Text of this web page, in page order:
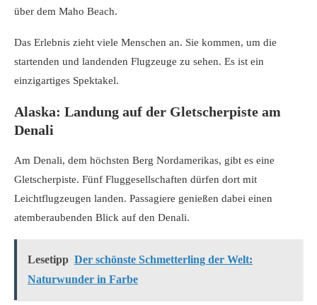
über dem Maho Beach.
Das Erlebnis zieht viele Menschen an. Sie kommen, um die
startenden und landenden Flugzeuge zu sehen. Es ist ein
einzigartiges Spektakel.
Alaska: Landung auf der Gletscherpiste am
Denali
Am Denali, dem höchsten Berg Nordamerikas, gibt es eine
Gletscherpiste. Fünf Fluggesellschaften dürfen dort mit
Leichtflugzeugen landen. Passagiere genießen dabei einen
atemberaubenden Blick auf den Denali.
Lesetipp Der schönste Schmetterling der Welt:
Naturwunder in Farbe